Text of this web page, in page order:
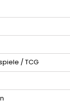
/ TCG